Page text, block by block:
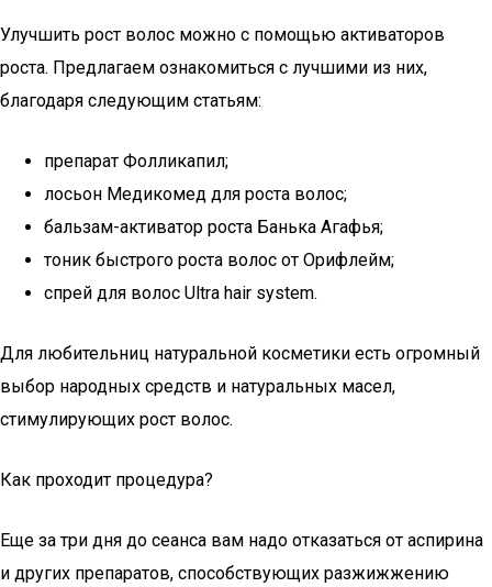
Улучшить рост волос можно с помощью активаторов
роста. Предлагаем ознакомиться с лучшими из них,
благодаря следующим статьям:
препарат Фолликапил;
лосьон Медикомед для роста волос;
бальзам-активатор роста Банька Агафья;
тоник быстрого роста волос от Орифлейм;
спрей для волос Ultra hair system.
Для любительниц натуральной косметики есть огромный
выбор народных средств и натуральных масел,
стимулирующих рост волос.
Как проходит процедура?
Еще за три дня до сеанса вам надо отказаться от аспирина
и других препаратов, способствующих разжижжению